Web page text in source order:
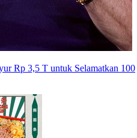
Rp 3,5 T untuk Selamatkan 100